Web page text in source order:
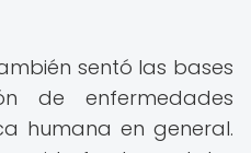
sentó las bases
de enfermedades
humana en general.